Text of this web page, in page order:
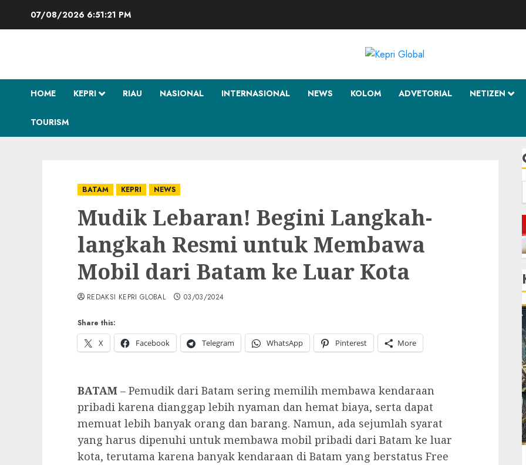
07/08/2026 6:51:22 PM
HOME KEPRI RIAU NASIONAL INTERNASIONAL NEWS KOLOM ADVETORIAL NETIZEN
TOURISM
BATAM KEPRI NEWS
Mudik Lebaran! Begini Langkah-
langkah Resmi untuk Membawa
Mobil dari Batam ke Luar Kota
Share this:
X
Facebook Telegram WhatsApp Pinterest More
REDAKSI KEPRI GLOBAL 03/03/2024
BATAM – Pemudik dari Batam sering memilih membawa kendaraan
pribadi karena dianggap lebih nyaman dan hemat biaya, serta dapat
memuat lebih banyak orang dan barang. Namun, ada sejumlah syarat
yang harus dipenuhi untuk membawa mobil pribadi dari Batam ke luar
kota, terutama karena banyak kendaraan di Batam yang berstatus Free